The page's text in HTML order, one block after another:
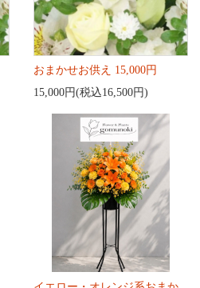
おまかせお供え 15,000円
15,000円(税込16,500円)